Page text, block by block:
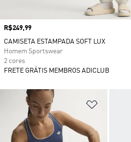
Preço
R$249,99
CAMISETA ESTAMPADA SOFT LUX
Homem Sportswear
2 cores
FRETE GRÁTIS MEMBROS ADICLUB